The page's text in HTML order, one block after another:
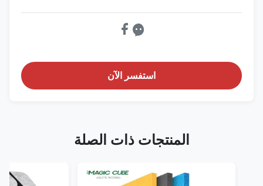
استفسر الآن
المنتجات ذات الصلة